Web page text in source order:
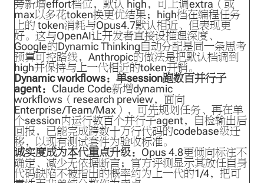
旁新增effort档位，默认 high，可上调extra（或
max以多花token换更优结果；high档在编程任务
上的 token消耗与Opus4.7默认相近、但表现更
好。这与OpenAI让开发者直接设推理深度、
Google的Dynamic Thinking自动分配是同一条思考
预算可控路线，Anthropic的做法是把默认档调到
high并保持与上一代相近的token开销。
Dynamic workflows：单session跑数百并行子
agent： Claude Code新增dynamic
workflows（research preview，面向
Enterprise/Team/Max），可先规划任务、再在单
个session内运行数百个并行子agent，自检输出后
回报，已能完成跨数十万行代码的codebase级迁
移，以现有测试套件为验收标准。
诚实度成为本代重点升级： Opus 4.8更倾向标注不
确定、减少无依据断言；官方评测显示其放任自身
代码缺陷不被指出的概率约为上一代的1/4，把可